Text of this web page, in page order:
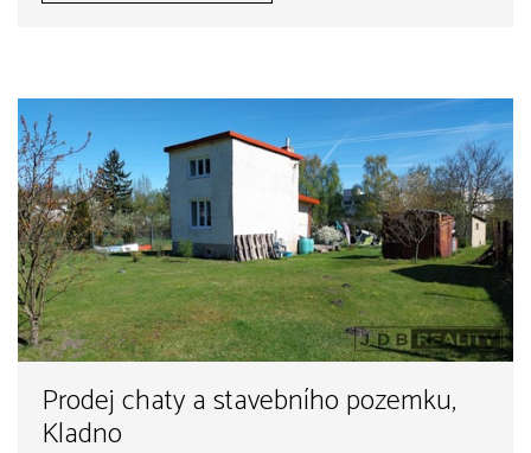
Prodej chaty a stavebního pozemku,
Kladno